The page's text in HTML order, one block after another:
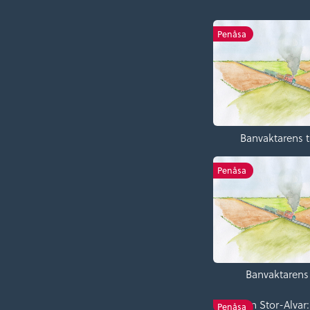
Penåsa
Banvaktarens
Penåsa
Penåsa
Tjuren Stor-